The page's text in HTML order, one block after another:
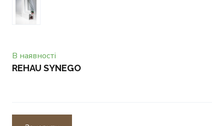
В наявності
REHAU SYNEGO